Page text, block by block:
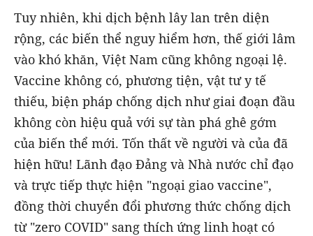
Tuy nhiên, khi dịch bệnh lây lan trên diện
rộng, các biến thể nguy hiểm hơn, thế giới lâm
vào khó khăn, Việt Nam cũng không ngoại lệ.
Vaccine không có, phương tiện, vật tư y tế
thiếu, biện pháp chống dịch như giai đoạn đầu
không còn hiệu quả với sự tàn phá ghê gớm
của biến thể mới. Tốn thất về người và của đã
hiện hữu! Lãnh đạo Đảng và Nhà nước chỉ đạo
và trực tiếp thực hiện "ngoại giao vaccine",
đồng thời chuyển đổi phương thức chống dịch
từ "zero COVID" sang thích ứng linh hoạt có